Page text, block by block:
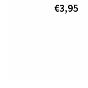
€3,95